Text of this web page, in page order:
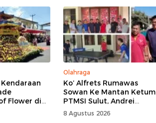
Kendaraan
Flower di
Olahraga
Ko’ Alfrets Rumawas
Sowan Ke Mantan Ketum
PTMSI Sulut, Andrei
Angouw
8 Agustus 2026